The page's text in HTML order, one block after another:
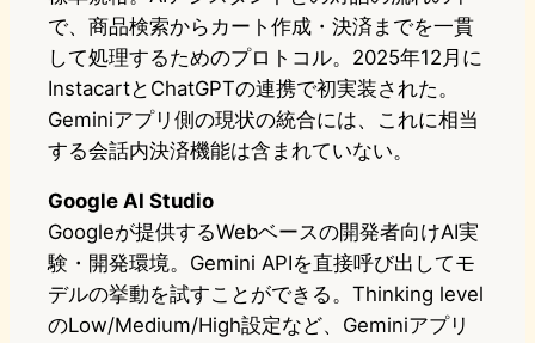
で、商品検索からカート作成・決済までを一貫
して処理するためのプロトコル。2025年12月に
InstacartとChatGPTの連携で初実装された。
Geminiアプリ側の現状の統合には、これに相当
する会話内決済機能は含まれていない。
Google AI Studio
Googleが提供するWebベースの開発者向けAI実
験・開発環境。Gemini APIを直接呼び出してモ
デルの挙動を試すことができる。Thinking level
のLow/Medium/High設定など、Geminiアプリ